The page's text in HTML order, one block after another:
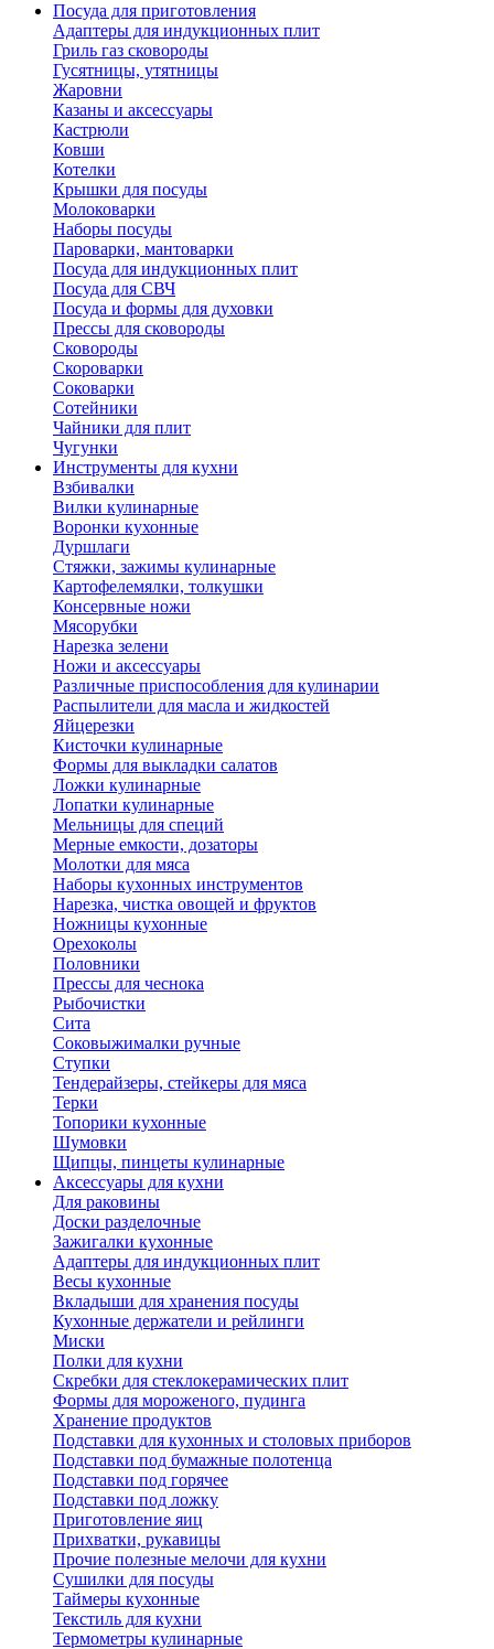
Посуда для приготовления
Адаптеры для индукционных плит
Гриль газ сковороды
Гусятницы, утятницы
Жаровни
Казаны и аксессуары
Кастрюли
Ковши
Котелки
Крышки для посуды
Молоковарки
Наборы посуды
Пароварки, мантоварки
Посуда для индукционных плит
Посуда для СВЧ
Посуда и формы для духовки
Прессы для сковороды
Сковороды
Скороварки
Соковарки
Сотейники
Чайники для плит
Чугунки
Инструменты для кухни
Взбивалки
Вилки кулинарные
Воронки кухонные
Дуршлаги
Стяжки, зажимы кулинарные
Картофелемялки, толкушки
Консервные ножи
Мясорубки
Нарезка зелени
Ножи и аксессуары
Различные приспособления для кулинарии
Распылители для масла и жидкостей
Яйцерезки
Кисточки кулинарные
Формы для выкладки салатов
Ложки кулинарные
Лопатки кулинарные
Мельницы для специй
Мерные емкости, дозаторы
Молотки для мяса
Наборы кухонных инструментов
Нарезка, чистка овощей и фруктов
Ножницы кухонные
Орехоколы
Половники
Прессы для чеснока
Рыбочистки
Сита
Соковыжималки ручные
Ступки
Тендерайзеры, стейкеры для мяса
Терки
Топорики кухонные
Шумовки
Щипцы, пинцеты кулинарные
Аксессуары для кухни
Для раковины
Доски разделочные
Зажигалки кухонные
Адаптеры для индукционных плит
Весы кухонные
Вкладыши для хранения посуды
Кухонные держатели и рейлинги
Миски
Полки для кухни
Скребки для стеклокерамических плит
Формы для мороженого, пудинга
Хранение продуктов
Подставки для кухонных и столовых приборов
Подставки под бумажные полотенца
Подставки под горячее
Подставки под ложку
Приготовление яиц
Прихватки, рукавицы
Прочие полезные мелочи для кухни
Сушилки для посуды
Таймеры кухонные
Текстиль для кухни
Термометры кулинарные